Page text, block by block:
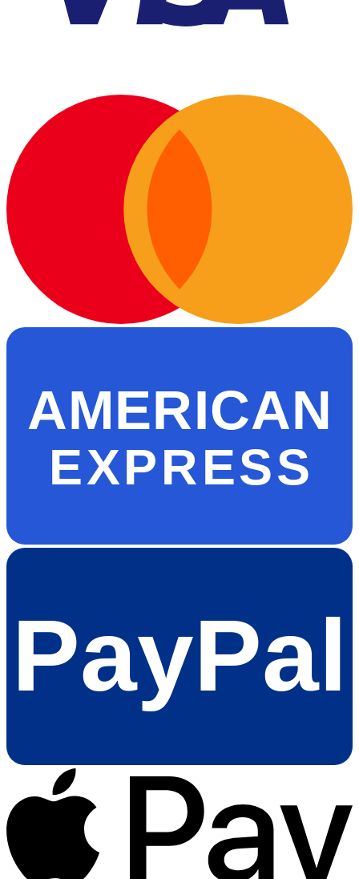
AMERICAN
EXPRESS
PayPal